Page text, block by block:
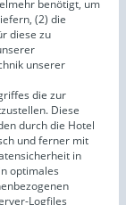
benötigt, um
(2) die
diese zu
unserer
die zur
Diese
durch die Hotel
und ferner mit
in
optimales
Logfiles